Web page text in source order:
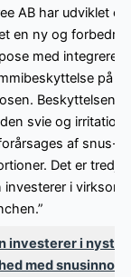
AB har udviklet og
en ny og forbedret
med integreret
på
Beskyttelsen
svie og irritation,
af snus-
Det er tredje
investerer i
investerer i
med